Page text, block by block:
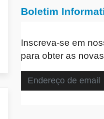
Boletim
Inscreva-se em
para obter as